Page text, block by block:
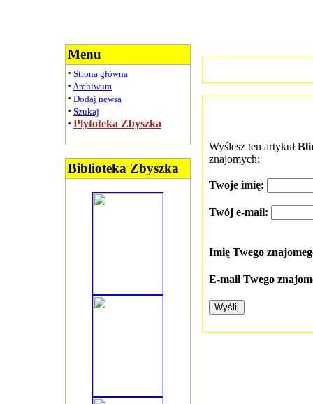
Menu
· Strona główna
· Archiwum
· Dodaj newsa
· Szukaj
· Płytoteka Zbyszka
Biblioteka Zbyszka
Wyślesz ten artykuł
znajomych:
Twoje imię:
Twój e-mail:
Imię Twego
E-mail Twego